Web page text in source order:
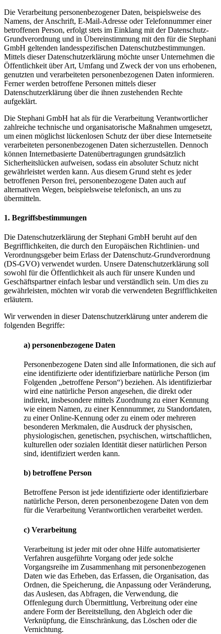
Die Verarbeitung personenbezogener Daten, beispielsweise des
Namens, der Anschrift, E-Mail-Adresse oder Telefonnummer einer
betroffenen Person, erfolgt stets im Einklang mit der Datenschutz-
Grundverordnung und in Übereinstimmung mit den für die Stephani
GmbH geltenden landesspezifischen Datenschutzbestimmungen.
Mittels dieser Datenschutzerklärung möchte unser Unternehmen die
Öffentlichkeit über Art, Umfang und Zweck der von uns erhobenen,
genutzten und verarbeiteten personenbezogenen Daten informieren.
Ferner werden betroffene Personen mittels dieser
Datenschutzerklärung über die ihnen zustehenden Rechte
aufgeklärt.
Die Stephani GmbH hat als für die Verarbeitung Verantwortlicher
zahlreiche technische und organisatorische Maßnahmen umgesetzt,
um einen möglichst lückenlosen Schutz der über diese Internetseite
verarbeiteten personenbezogenen Daten sicherzustellen. Dennoch
können Internetbasierte Datenübertragungen grundsätzlich
Sicherheitslücken aufweisen, sodass ein absoluter Schutz nicht
gewährleistet werden kann. Aus diesem Grund steht es jeder
betroffenen Person frei, personenbezogene Daten auch auf
alternativen Wegen, beispielsweise telefonisch, an uns zu
übermitteln.
1. Begriffsbestimmungen
Die Datenschutzerklärung der Stephani GmbH beruht auf den
Begrifflichkeiten, die durch den Europäischen Richtlinien- und
Verordnungsgeber beim Erlass der Datenschutz-Grundverordnung
(DS-GVO) verwendet wurden. Unsere Datenschutzerklärung soll
sowohl für die Öffentlichkeit als auch für unsere Kunden und
Geschäftspartner einfach lesbar und verständlich sein. Um dies zu
gewährleisten, möchten wir vorab die verwendeten Begrifflichkeiten
erläutern.
Wir verwenden in dieser Datenschutzerklärung unter anderem die
folgenden Begriffe:
a) personenbezogene Daten
Personenbezogene Daten sind alle Informationen, die sich auf
eine identifizierte oder identifizierbare natürliche Person (im
Folgenden „betroffene Person“) beziehen. Als identifizierbar
wird eine natürliche Person angesehen, die direkt oder
indirekt, insbesondere mittels Zuordnung zu einer Kennung
wie einem Namen, zu einer Kennnummer, zu Standortdaten,
zu einer Online-Kennung oder zu einem oder mehreren
besonderen Merkmalen, die Ausdruck der physischen,
physiologischen, genetischen, psychischen, wirtschaftlichen,
kulturellen oder sozialen Identität dieser natürlichen Person
sind, identifiziert werden kann.
b) betroffene Person
Betroffene Person ist jede identifizierte oder identifizierbare
natürliche Person, deren personenbezogene Daten von dem
für die Verarbeitung Verantwortlichen verarbeitet werden.
c) Verarbeitung
Verarbeitung ist jeder mit oder ohne Hilfe automatisierter
Verfahren ausgeführte Vorgang oder jede solche
Vorgangsreihe im Zusammenhang mit personenbezogenen
Daten wie das Erheben, das Erfassen, die Organisation, das
Ordnen, die Speicherung, die Anpassung oder Veränderung,
das Auslesen, das Abfragen, die Verwendung, die
Offenlegung durch Übermittlung, Verbreitung oder eine
andere Form der Bereitstellung, den Abgleich oder die
Verknüpfung, die Einschränkung, das Löschen oder die
Vernichtung.